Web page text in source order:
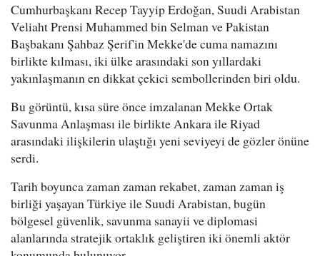
Cumhurbaşkanı Recep Tayyip Erdoğan, Suudi Arabistan
Veliaht Prensi Muhammed bin Selman ve Pakistan
Başbakanı Şahbaz Şerif'in Mekke'de cuma namazını
birlikte kılması, iki ülke arasındaki son yıllardaki
yakınlaşmanın en dikkat çekici sembollerinden biri oldu.
Bu görüntü, kısa süre önce imzalanan Mekke Ortak
Savunma Anlaşması ile birlikte Ankara ile Riyad
arasındaki ilişkilerin ulaştığı yeni seviyeyi de gözler önüne
serdi.
Tarih boyunca zaman zaman rekabet, zaman zaman iş
birliği yaşayan Türkiye ile Suudi Arabistan, bugün
bölgesel güvenlik, savunma sanayii ve diplomasi
alanlarında stratejik ortaklık geliştiren iki önemli aktör